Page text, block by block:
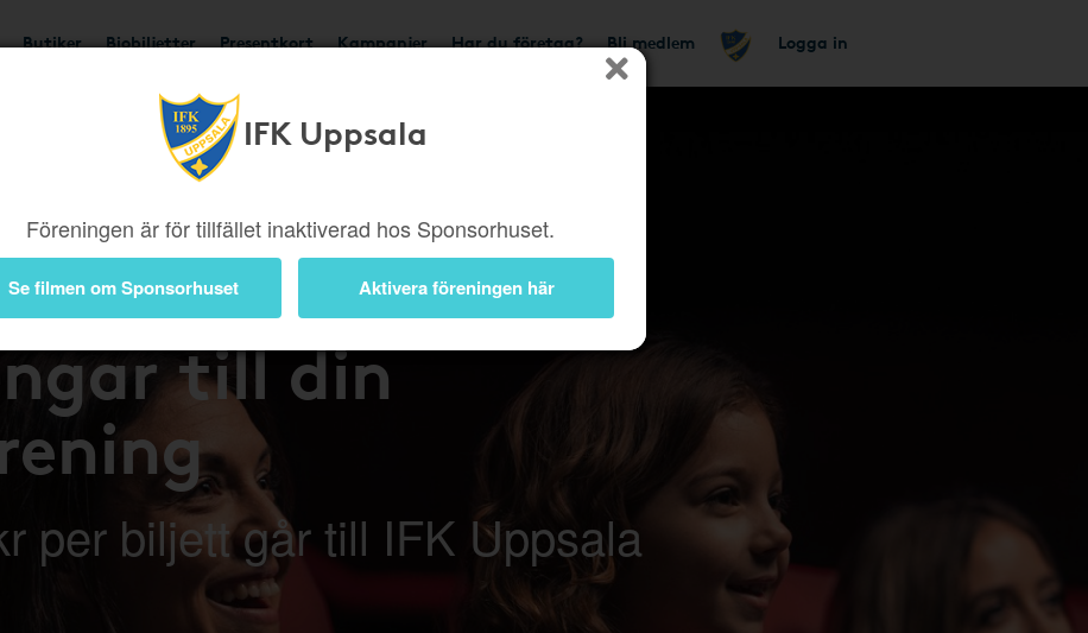
Butiker Biobiljetter Presentkort Kampanjer Har du företag? Bli medlem Logga in
IFK Uppsala
Föreningen är för tillfället inaktiverad hos Sponsorhuset.
Se filmen om Sponsorhuset Aktivera föreningen här
på bio – tjäna
till din
per biljett går till IFK Uppsala